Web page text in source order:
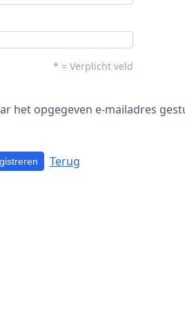
* = Verplicht veld
het opgegeven e-mailadres
Terug